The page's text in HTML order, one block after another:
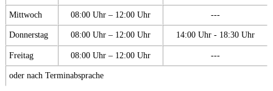
Mittwoch 08:00 Uhr – 12:00 Uhr ---
Donnerstag 08:00 Uhr – 12:00 Uhr 14:00 Uhr - 18:30 Uhr
Freitag 08:00 Uhr – 12:00 Uhr ---
oder nach Terminabsprache